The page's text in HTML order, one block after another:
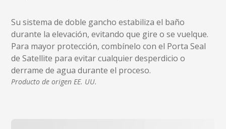
Su sistema de doble gancho estabiliza el baño
durante la elevación, evitando que gire o se vuelque.
Para mayor protección, combínelo con el Porta Seal
de Satellite para evitar cualquier desperdicio o
derrame de agua durante el proceso.
Producto de origen EE. UU.